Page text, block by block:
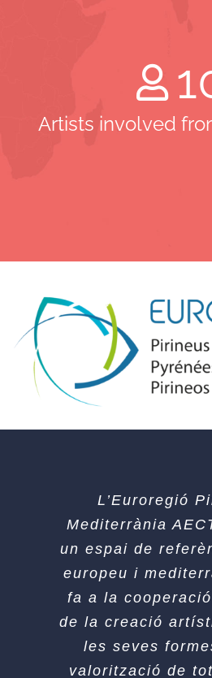
Artists involved
L’Euroregió
Mediterrània
un espai de
europeu i
fa a la
de la creació
les seves
valorització de